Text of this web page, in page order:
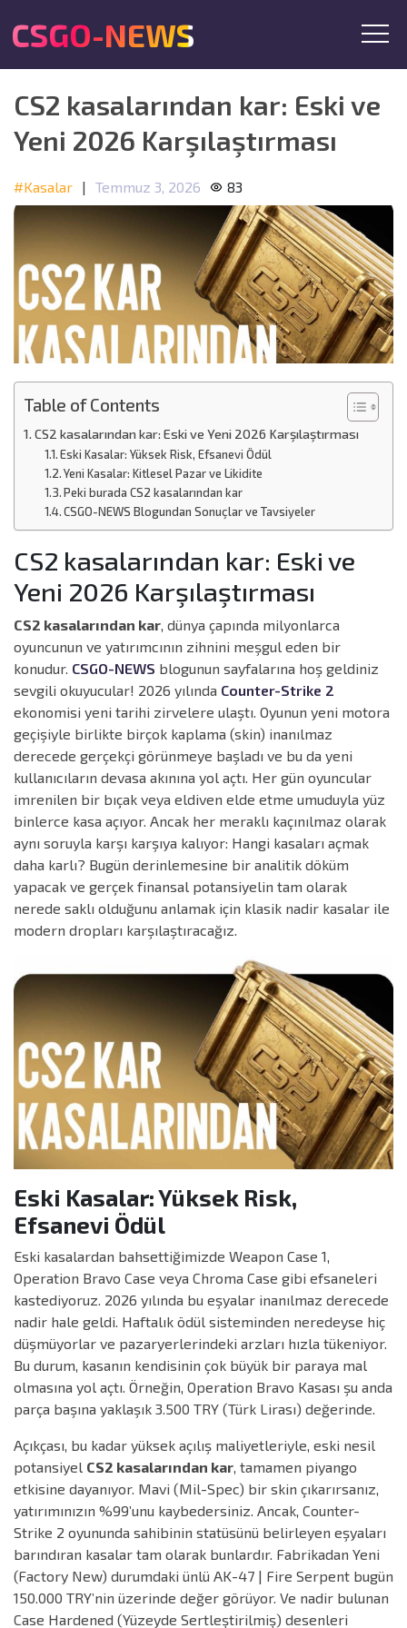
CSGO-NEWS
CS2 kasalarından kar: Eski ve
Yeni 2026 Karşılaştırması
#Kasalar | Temmuz 3, 2026 83
Table of Contents
CS2 kasalarından kar: Eski ve Yeni 2026 Karşılaştırması
Eski Kasalar: Yüksek Risk, Efsanevi Ödül
Yeni Kasalar: Kitlesel Pazar ve Likidite
Peki burada CS2 kasalarından kar
CSGO-NEWS Blogundan Sonuçlar ve Tavsiyeler
CS2 kasalarından kar: Eski ve
Yeni 2026 Karşılaştırması
CS2 kasalarından kar, dünya çapında milyonlarca
oyuncunun ve yatırımcının zihnini meşgul eden bir
konudur. CSGO-NEWS blogunun sayfalarına hoş geldiniz
sevgili okuyucular! 2026 yılında Counter-Strike 2
ekonomisi yeni tarihi zirvelere ulaştı. Oyunun yeni motora
geçişiyle birlikte birçok kaplama (skin) inanılmaz
derecede gerçekçi görünmeye başladı ve bu da yeni
kullanıcıların devasa akınına yol açtı. Her gün oyuncular
imrenilen bir bıçak veya eldiven elde etme umuduyla yüz
binlerce kasa açıyor. Ancak her meraklı kaçınılmaz olarak
aynı soruyla karşı karşıya kalıyor: Hangi kasaları açmak
daha karlı? Bugün derinlemesine bir analitik döküm
yapacak ve gerçek finansal potansiyelin tam olarak
nerede saklı olduğunu anlamak için klasik nadir kasalar ile
modern dropları karşılaştıracağız.
Eski Kasalar: Yüksek Risk,
Efsanevi Ödül
Eski kasalardan bahsettiğimizde Weapon Case 1,
Operation Bravo Case veya Chroma Case gibi efsaneleri
kastediyoruz. 2026 yılında bu eşyalar inanılmaz derecede
nadir hale geldi. Haftalık ödül sisteminden neredeyse hiç
düşmüyorlar ve pazaryerlerindeki arzları hızla tükeniyor.
Bu durum, kasanın kendisinin çok büyük bir paraya mal
olmasına yol açtı. Örneğin, Operation Bravo Kasası şu anda
parça başına yaklaşık 3.500 TRY (Türk Lirası) değerinde.
Açıkçası, bu kadar yüksek açılış maliyetleriyle, eski nesil
potansiyel CS2 kasalarından kar, tamamen piyango
etkisine dayanıyor. Mavi (Mil-Spec) bir skin çıkarırsanız,
yatırımınızın %99’unu kaybedersiniz. Ancak, Counter-
Strike 2 oyununda sahibinin statüsünü belirleyen eşyaları
barındıran kasalar tam olarak bunlardır. Fabrikadan Yeni
(Factory New) durumdaki ünlü AK-47 | Fire Serpent bugün
150.000 TRY’nin üzerinde değer görüyor. Ve nadir bulunan
Case Hardened (Yüzeyde Sertleştirilmiş) desenleri